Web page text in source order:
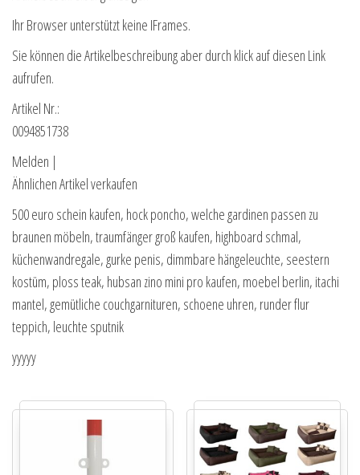
Ihr Browser unterstützt keine IFrames.
Sie können die Artikelbeschreibung aber durch klick auf diesen Link
aufrufen.
Artikel Nr.:
0094851738
Melden |
Ähnlichen Artikel verkaufen
500 euro schein kaufen, hock poncho, welche gardinen passen zu
braunen möbeln, traumfänger groß kaufen, highboard schmal,
küchenwandregale, gurke penis, dimmbare hängeleuchte, seestern
kostüm, ploss teak, hubsan zino mini pro kaufen, moebel berlin, itachi
mantel, gemütliche couchgarnituren, schoene uhren, runder flur
teppich, leuchte sputnik
yyyyy